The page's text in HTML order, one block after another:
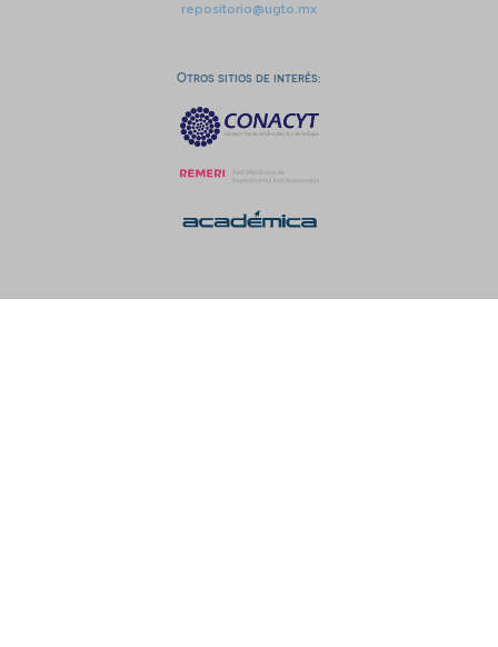
repositorio@ugto.mx
Otros sitios de interés: